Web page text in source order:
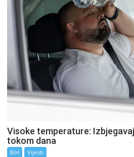
Visoke temperature:
tokom dana
BiH Vijesti